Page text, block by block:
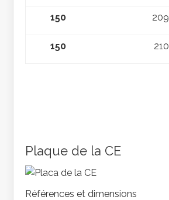
150 209
150 210
Plaque de la CE
Références et dimensions